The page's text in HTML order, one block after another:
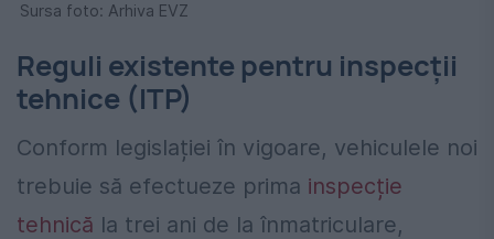
Sursa foto: Arhiva EVZ
Reguli existente pentru inspecții
tehnice (ITP)
Conform legislației în vigoare, vehiculele noi
trebuie să efectueze prima inspecție
tehnică la trei ani de la înmatriculare,